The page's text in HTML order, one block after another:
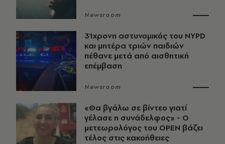
Newsroom
31χρονη αστυνομικός του NYPD
και μητέρα τριών παιδιών
πέθανε μετά από αισθητική
επέμβαση
Newsroom
«Θα βγάλω σε βίντεο γιατί
γέλασε η συνάδελφος» - Ο
μετεωρολόγος του OPEN βάζει
τέλος στις κακοήθειες